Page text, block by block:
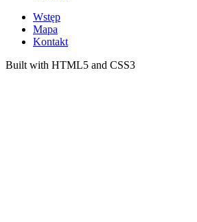
Wstęp
Mapa
Kontakt
Built with HTML5 and CSS3